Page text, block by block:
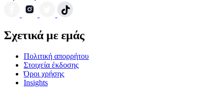
Σχετικά με εμάς
Πολιτική απορρήτου
Στοιχεία έκδοσης
Όροι χρήσης
Insights